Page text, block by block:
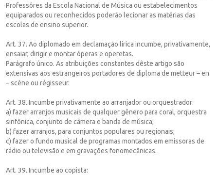
Professôres da Escola Nacional de Música ou estabelecimentos
equiparados ou reconhecidos poderão lecionar as matérias das
escolas de ensino superior.
Art. 37. Ao diplomado em declamação lírica incumbe, privativamente,
ensaiar, dirigir e montar óperas e operetas.
Parágrafo único. As atribuições constantes dêste artigo são
extensivas aos estrangeiros portadores de diploma de metteur – en
– scène ou régisseur.
Art. 38. Incumbe privativamente ao arranjador ou orquestrador:
a) fazer arranjos musicais de qualquer gênero para coral, orquestra
sinfônica, conjunto de câmera e banda de música;
b) fazer arranjos, para conjuntos populares ou regionais;
c) fazer o fundo musical de programas montados em emissoras de
rádio ou televisão e em gravações fonomecânicas.
Art. 39. Incumbe ao copista: